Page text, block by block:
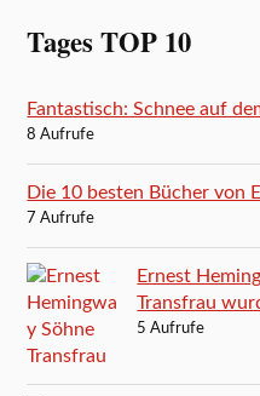
Tages TOP 10
Fantastisch: Schnee auf
8 Aufrufe
Die 10 besten Bücher von
7 Aufrufe
Ernest
Transfrau
5 Aufrufe